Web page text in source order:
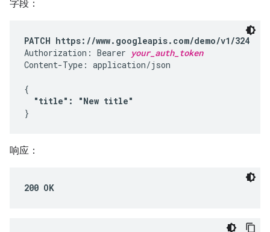
字段：
PATCH https://www.googleapis.com/demo/v1/324
Authorization: Bearer your_auth_token
Content-Type: application/json
{
"title": "New title"
}
响应：
200 OK